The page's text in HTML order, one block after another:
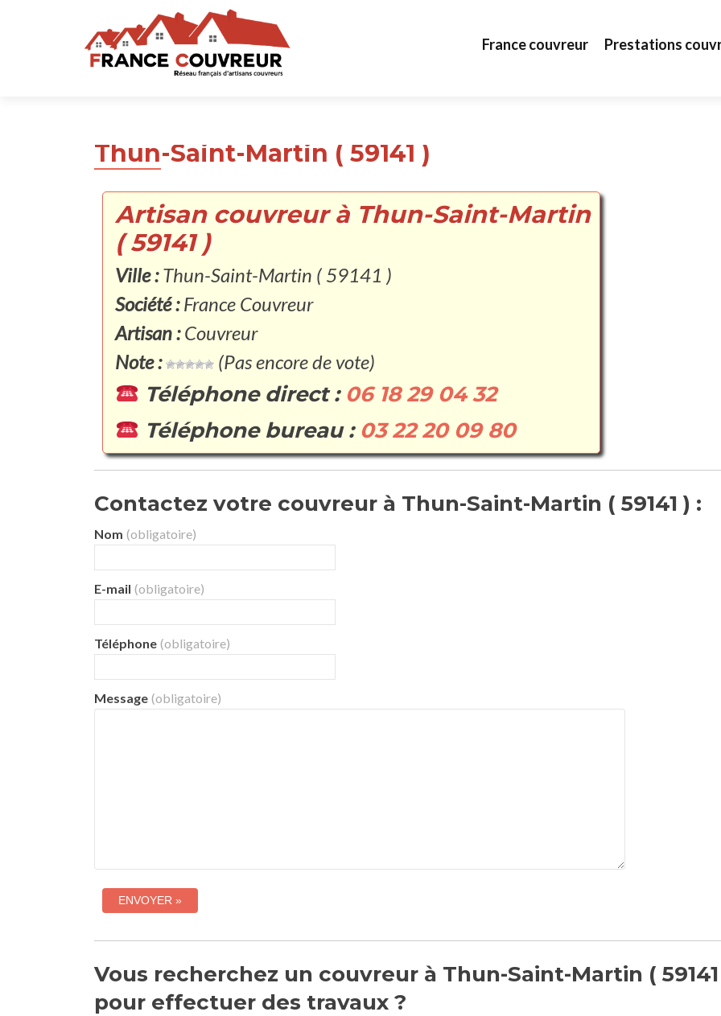
France couvreur Prestations
Thun-Saint-Martin ( 59141 )
Artisan couvreur à Thun-Saint-Martin
( 59141 )
Ville :Thun-Saint-Martin ( 59141 )
Société :France Couvreur
Artisan :Couvreur
Note :
(Pas encore de vote)
Téléphone direct : 06 18 29 04 32
Téléphone bureau : 03 22 20 09 80
Contactez votre couvreur à Thun-Saint-Martin ( 59141 ) :
Nom (obligatoire)
E-mail (obligatoire)
Téléphone (obligatoire)
Message (obligatoire)
Vous recherchez un couvreur à Thun-Saint-Martin ( 59141
pour effectuer des travaux ?